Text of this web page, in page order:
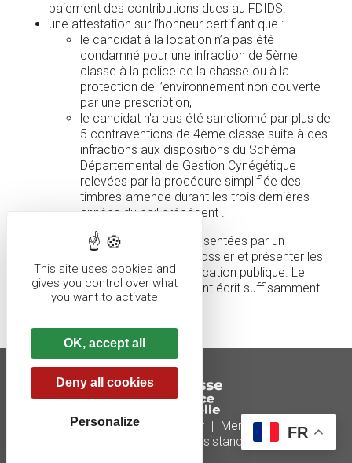
paiement des contributions dues au FDIDS.
une attestation sur l’honneur certifiant que :
le candidat à la location n’a pas été
condamné pour une infraction de 5ème
classe à la police de la chasse ou à la
protection de l’environnement non couverte
par une prescription,
le candidat n'a pas été sanctionné par plus de
5 contraventions de 4ème classe suite à des
infractions aux dispositions du Schéma
Départemental de Gestion Cynégétique
relevées par la procédure simplifiée des
timbres-amende durant les trois dernières
années du bail précédent .
Ces déclarations peuvent être présentées par un
mandataire qui peut remettre le dossier et présenter les
enchères dans le cas d’une adjudication publique. Le
mandat doit résulter d'un document écrit suffisamment
crédible.
Plan du site | Nous contacter
Mentions légales
Téléassistance | Anydesk
FR
This site uses cookies and
gives you control over what
you want to activate
OK, accept all
Deny all cookies
Personalize